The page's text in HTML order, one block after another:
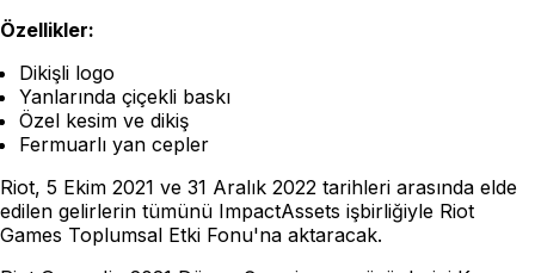
Özellikler:
Dikişli logo
Yanlarında çiçekli baskı
Özel kesim ve dikiş
Fermuarlı yan cepler
Riot, 5 Ekim 2021 ve 31 Aralık 2022 tarihleri arasında elde
edilen gelirlerin tümünü ImpactAssets işbirliğiyle Riot
Games Toplumsal Etki Fonu'na aktaracak.